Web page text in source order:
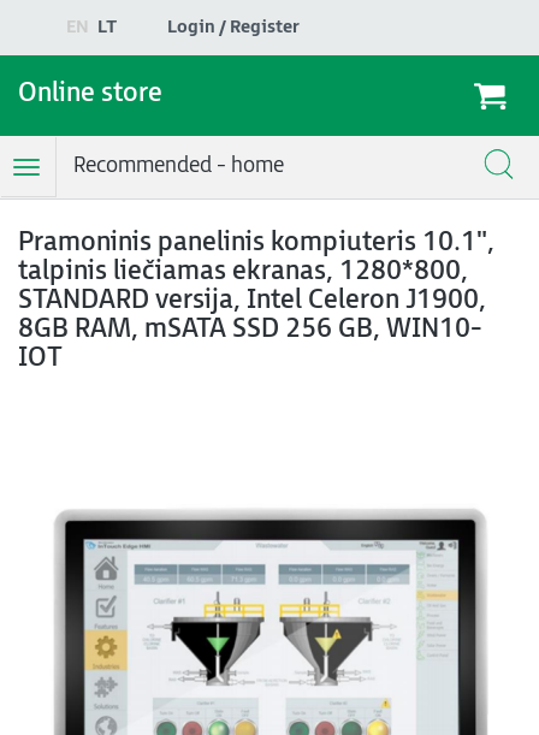
EN LT Login / Register
Online store
ToggleRecommended - home
Pramoninis panelinis kompiuteris 10.1",
talpinis liečiamas ekranas, 1280*800,
STANDARD versija, Intel Celeron J1900,
8GB RAM, mSATA SSD 256 GB, WIN10-
IOT